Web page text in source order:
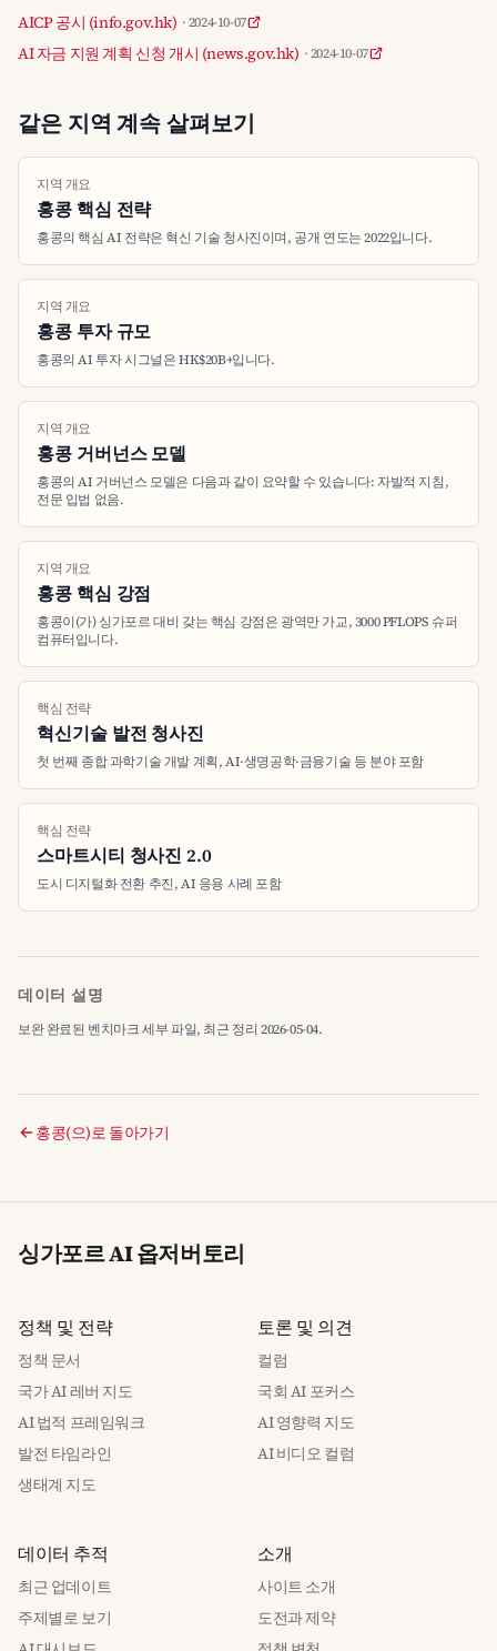
AICP 공시 (info.gov.hk) · 2024-10-07
AI 자금 지원 계획 신청 개시 (news.gov.hk) · 2024-10-07
같은 지역 계속 살펴보기
지역 개요
홍콩 핵심 전략
홍콩의 핵심 AI 전략은 혁신 기술 청사진이며, 공개 연도는 2022입니다.
지역 개요
홍콩 투자 규모
홍콩의 AI 투자 시그널은 HK$20B+입니다.
지역 개요
홍콩 거버넌스 모델
홍콩의 AI 거버넌스 모델은 다음과 같이 요약할 수 있습니다: 자발적 지침,
전문 입법 없음.
지역 개요
홍콩 핵심 강점
홍콩이(가) 싱가포르 대비 갖는 핵심 강점은 광역만 가교, 3000 PFLOPS 슈퍼
컴퓨터입니다.
핵심 전략
혁신기술 발전 청사진
첫 번째 종합 과학기술 개발 계획, AI·생명공학·금융기술 등 분야 포함
핵심 전략
스마트시티 청사진 2.0
도시 디지털화 전환 추진, AI 응용 사례 포함
데이터 설명
보완 완료된 벤치마크 세부 파일, 최근 정리 2026-05-04.
홍콩(으)로 돌아가기
싱가포르 AI 옵저버토리
정책 및 전략
정책 문서
국가 AI 레버 지도
AI 법적 프레임워크
발전 타임라인
생태계 지도
토론 및 의견
컬럼
국회 AI 포커스
AI 영향력 지도
AI 비디오 컬럼
데이터 추적
최근 업데이트
주제별로 보기
소개
사이트 소개
도전과 제약